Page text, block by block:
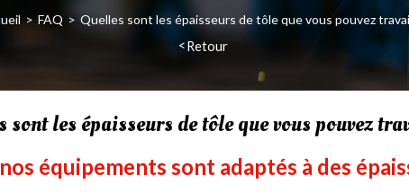
FAQ
Quelles sont les épaisseurs de tôle que vous pouvez
Retour
sont les épaisseurs de tôle que vous pouvez
équipements sont adaptés à des